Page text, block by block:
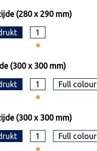
(280 x 290 mm)
1
(300 x 300 mm)
1 Full colour
(300 x 300 mm)
1 Full colour